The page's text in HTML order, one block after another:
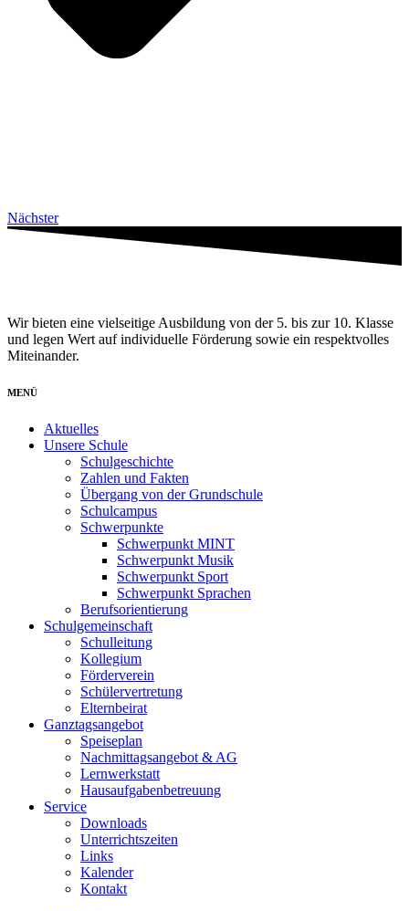
Nächster
Wir bieten eine vielseitige Ausbildung von der 5. bis zur 10. Klasse
und legen Wert auf individuelle Förderung sowie ein respektvolles
Miteinander.
MENÜ
Aktuelles
Unsere Schule
Schulgeschichte
Zahlen und Fakten
Übergang von der Grundschule
Schulcampus
Schwerpunkte
Schwerpunkt MINT
Schwerpunkt Musik
Schwerpunkt Sport
Schwerpunkt Sprachen
Berufsorientierung
Schulgemeinschaft
Schulleitung
Kollegium
Förderverein
Schülervertretung
Elternbeirat
Ganztagsangebot
Speiseplan
Nachmittagsangebot & AG
Lernwerkstatt
Hausaufgabenbetreuung
Service
Downloads
Unterrichtszeiten
Links
Kalender
Kontakt